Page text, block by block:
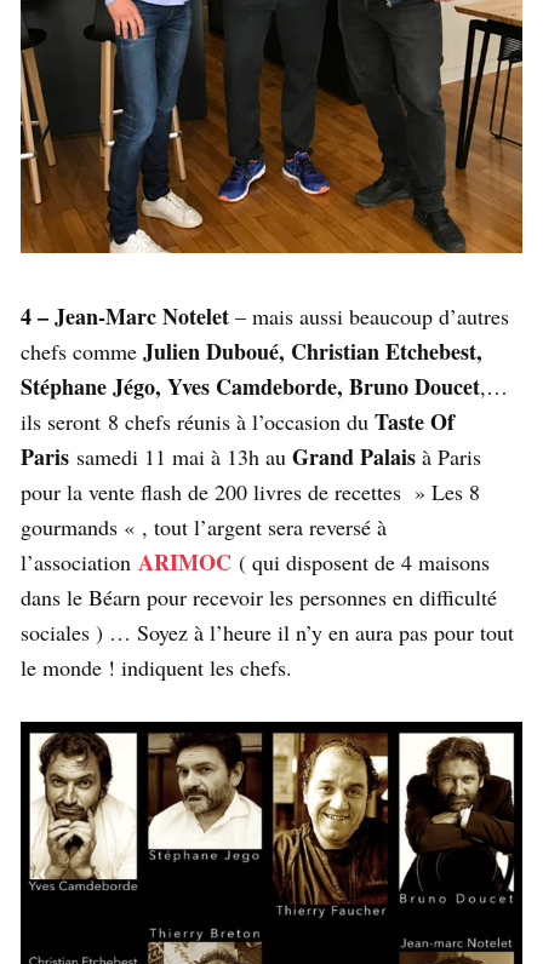
4 – Jean-Marc Notelet – mais aussi beaucoup d’autres
chefs comme Julien Duboué, Christian Etchebest,
Stéphane Jégo, Yves Camdeborde, Bruno Doucet,…
ils seront 8 chefs réunis à l’occasion du Taste Of
Paris samedi 11 mai à 13h au Grand Palais à Paris
pour la vente flash de 200 livres de recettes » Les 8
gourmands « , tout l’argent sera reversé à
l’association ARIMOC ( qui disposent de 4 maisons
dans le Béarn pour recevoir les personnes en difficulté
sociales ) … Soyez à l’heure il n’y en aura pas pour tout
le monde ! indiquent les chefs.